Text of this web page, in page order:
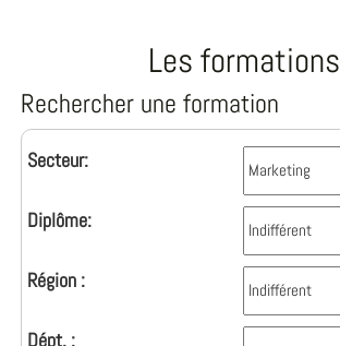
Les formations
Rechercher une formation
Secteur:
Diplôme:
Région :
Dépt. :